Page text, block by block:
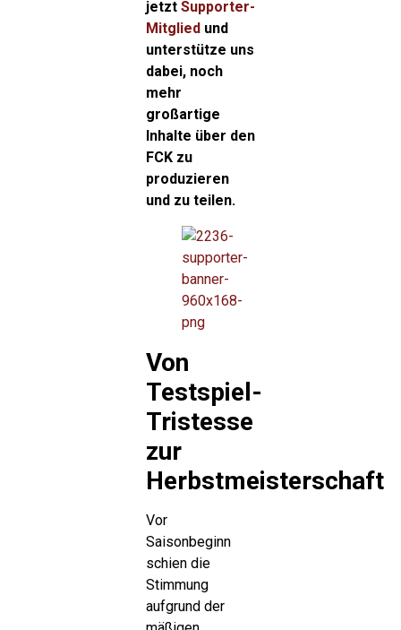
jetzt Supporter-
Mitgliedund
unterstütze uns
dabei, noch
mehr
großartige
Inhalte über den
FCK zu
produzieren
und zu teilen.
Von
Testspiel-
Tristesse
zur
Herbstmeisterschaft
Vor
Saisonbeginn
schien die
Stimmung
aufgrund der